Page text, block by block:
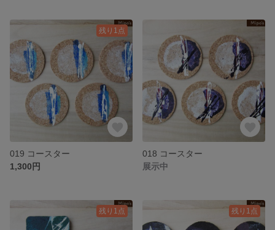
残り1点
019 コースター
1,300円
018 コースター
展示中
残り1点 残り1点